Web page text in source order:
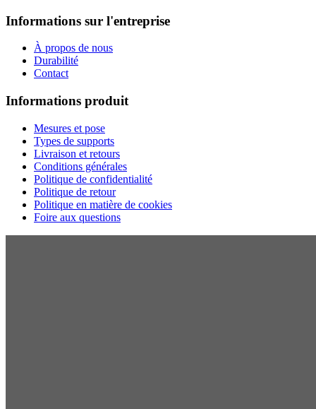
Informations sur l'entreprise
À propos de nous
Durabilité
Contact
Informations produit
Mesures et pose
Types de supports
Livraison et retours
Conditions générales
Politique de confidentialité
Politique de retour
Politique en matière de cookies
Foire aux questions